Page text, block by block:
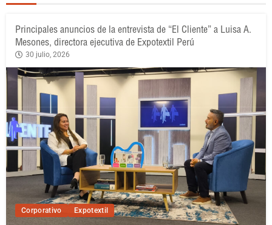
Corporativo Expotextil
Principales anuncios de la entrevista de “El Cliente” a Luisa A.
Mesones, directora ejecutiva de Expotextil Perú
30 julio, 2026